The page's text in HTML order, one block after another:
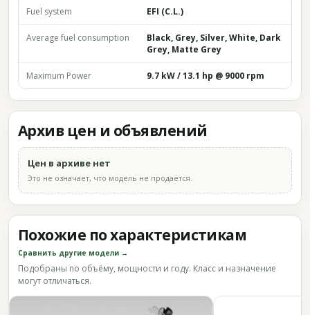
Fuel system EFI (C.L.)
Average fuel consumption
Black, Grey, Silver, White, Dark
Grey, Matte Grey
Maximum Power 9.7 kW / 13.1 hp @ 9000 rpm
Архив цен и объявлений
Цен в архиве нет
Это не означает, что модель не продаётся.
Похожие по характеристикам
Сравнить другие модели →
Подобраны по объёму, мощности и году. Класс и назначение
могут отличаться.